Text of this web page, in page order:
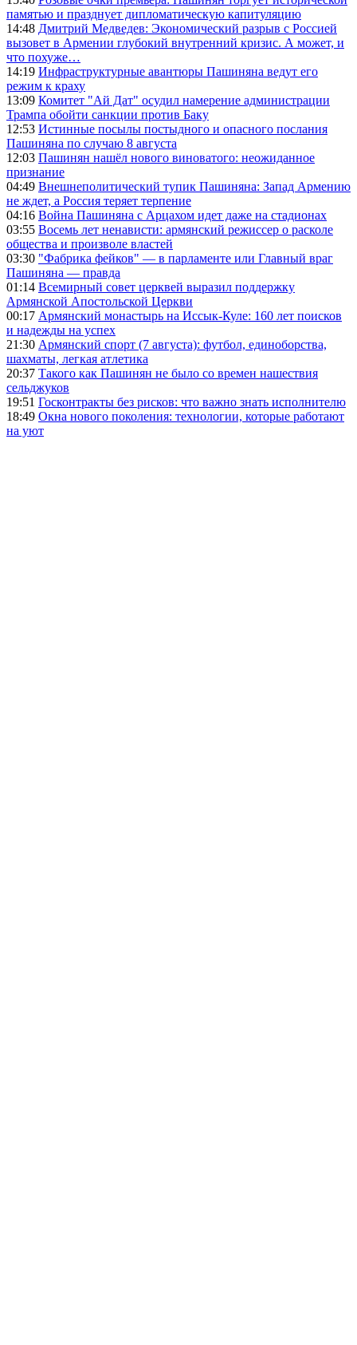
памятью и празднует дипломатическую капитуляцию
14:48 Дмитрий Медведев: Экономический разрыв с Россией
вызовет в Армении глубокий внутренний кризис. А может, и
что похуже…
14:19 Инфраструктурные авантюры Пашиняна ведут его
режим к краху
13:09 Комитет "Ай Дат" осудил намерение администрации
Трампа обойти санкции против Баку
12:53 Истинные посылы постыдного и опасного послания
Пашиняна по случаю 8 августа
12:03 Пашинян нашёл нового виноватого: неожиданное
признание
04:49 Внешнеполитический тупик Пашиняна: Запад Армению
не ждет, а Россия теряет терпение
04:16 Война Пашиняна с Арцахом идет даже на стадионах
03:55 Восемь лет ненависти: армянский режиссер о расколе
общества и произволе властей
03:30 "Фабрика фейков" — в парламенте или Главный враг
Пашиняна — правда
01:14 Всемирный совет церквей выразил поддержку
Армянской Апостольской Церкви
00:17 Армянский монастырь на Иссык-Куле: 160 лет поисков
и надежды на успех
21:30 Армянский спорт (7 августа): футбол, единоборства,
шахматы, легкая атлетика
20:37 Такого как Пашинян не было со времен нашествия
сельджуков
19:51 Госконтракты без рисков: что важно знать исполнителю
18:49 Окна нового поколения: технологии, которые работают
на уют